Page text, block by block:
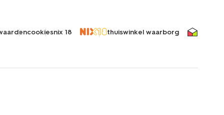
cookiesnix 18 thuiswinkel waarborg